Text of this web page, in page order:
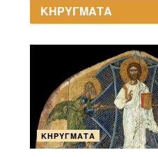
ΚΗΡΥΓΜΑΤΑ
ΚΗΡΎΓΜΑΤΑ